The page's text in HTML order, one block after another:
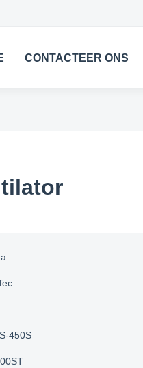
CONTACTEER ONS
450S